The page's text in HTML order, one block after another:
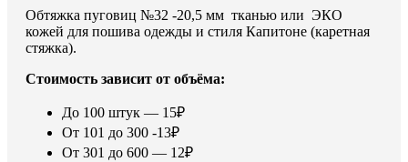
Обтяжка пуговиц №32 -20,5 мм тканью или ЭКО
кожей для пошива одежды и стиля Капитоне (каретная
стяжка).
Стоимость зависит от объёма:
До 100 штук — 15₽
От 101 до 300 -13₽
От 301 до 600 — 12₽